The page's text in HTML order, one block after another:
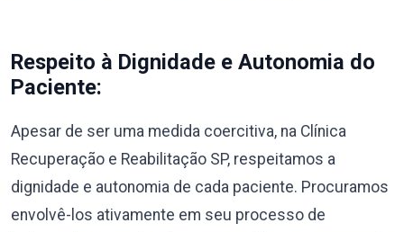
Respeito à Dignidade e Autonomia do
Paciente:
Apesar de ser uma medida coercitiva, na Clínica
Recuperação e Reabilitação SP, respeitamos a
dignidade e autonomia de cada paciente. Procuramos
envolvê-los ativamente em seu processo de